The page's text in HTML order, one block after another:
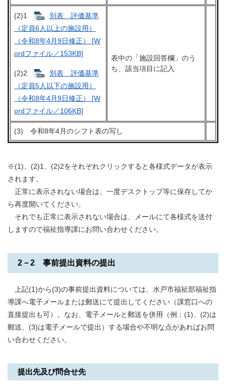
(2)1
別表 評価基準
（定員6人以上の施設用）
（令和8年4月9日修正） [W
ordファイル／153KB]
(2)2
別表 評価基準
（定員5人以下の施設用）
（令和8年4月9日修正） [W
ordファイル／106KB]
表中の「施設回答欄」のう
ち、該当項目に記入
(3) 令和8年4月のシフト表の写し
※(1)、(2)1、(2)2をそれぞれクリックすると各様式データが表示
されます。
正常に表示されない場合は、一度デスクトップ等に保存してか
ら再度開いてください。
それでも正常に表示されない場合は、メールにて各様式を送付
しますので福祉指導課にお問い合わせください。
2－2 事前提出資料の提出
上記(1)から(3)の事前提出資料については、水戸市福祉部福祉指
導課へ電子メールまたは郵送にて提出してください（課窓口への
直接提出も可）。なお、電子メールと郵送を併用（例：(1)、(2)は
郵送、(3)は電子メールで提出）する場合や不明な点があればお問
い合わせください。
提出先及び問合せ先